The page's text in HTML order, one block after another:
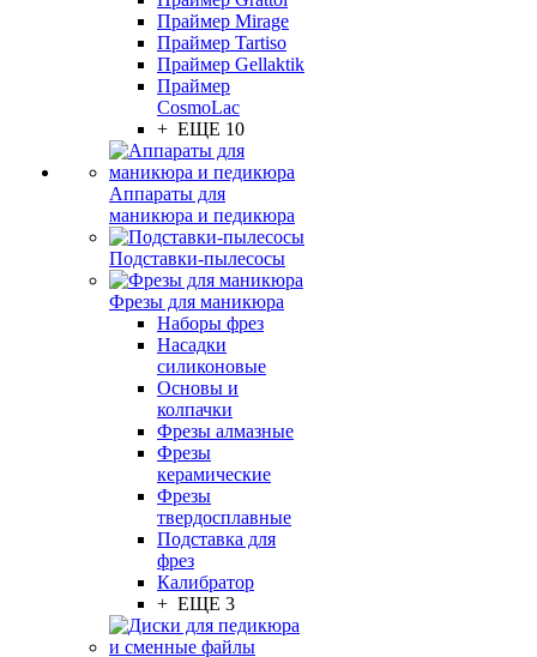
Праймер Mirage
Праймер Tartiso
Праймер Gellaktik
Праймер
CosmoLac
+ ЕЩЕ 10
Аппараты для
маникюра и педикюра
Подставки-пылесосы
Фрезы для маникюра
Наборы фрез
Насадки
силиконовые
Основы и
колпачки
Фрезы алмазные
Фрезы
керамические
Фрезы
твердосплавные
Подставка для
фрез
Калибратор
+ ЕЩЕ 3